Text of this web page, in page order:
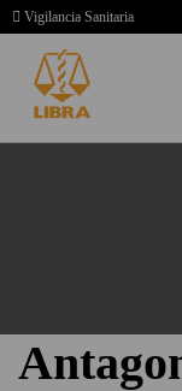
Vigilancia Sanitaria